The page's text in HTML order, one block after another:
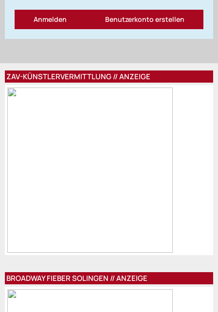
Benutzerkonto erstellen
Anmelden
ZAV-KÜNSTLERVERMITTLUNG // ANZEIGE
BROADWAY FIEBER SOLINGEN // ANZEIGE